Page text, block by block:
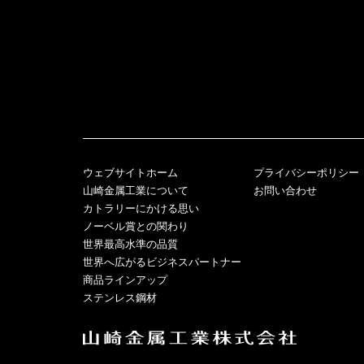
ウェブサイトホーム
山崎金属工業について
カトラリーにかける思い
ノーベル賞との関わり
世界最高水準の品質
世界へ広がるビジネスパートナー
商品ラインアップ
ステンレス鋼材
プライバシーポリシー
お問い合わせ